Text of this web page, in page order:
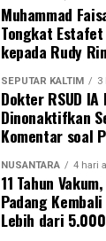
Muhammad
Tongkat Estafet
kepada Rudy
SEPUTAR KALTIM 3
Dokter RSUD
Dinonaktifkan
Komentar soal
NUSANTARA 4 hari
11 Tahun
Padang
Lebih dari